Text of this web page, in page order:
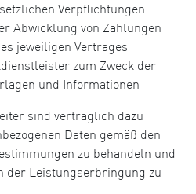
Verpflichtungen
Abwicklung von Zahlungen
jeweiligen Vertrages
zum Zweck der
und Informationen
sind vertraglich dazu
Daten gemäß den
zu behandeln und
der Leistungserbringung zu